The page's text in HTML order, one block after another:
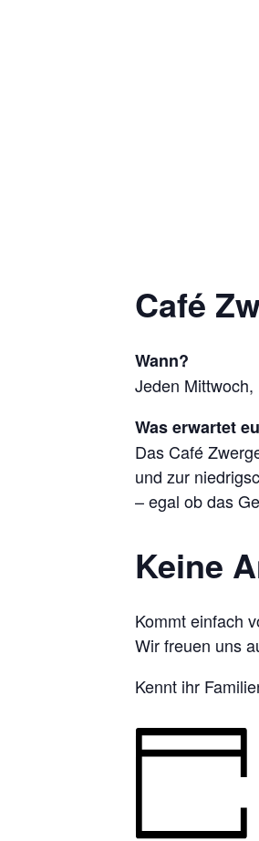
Café
Wann?
Jeden
Was erwartet
Das Café
und zur
– egal ob das
Keine
Kommt einfach
Wir freuen uns
Kennt ihr